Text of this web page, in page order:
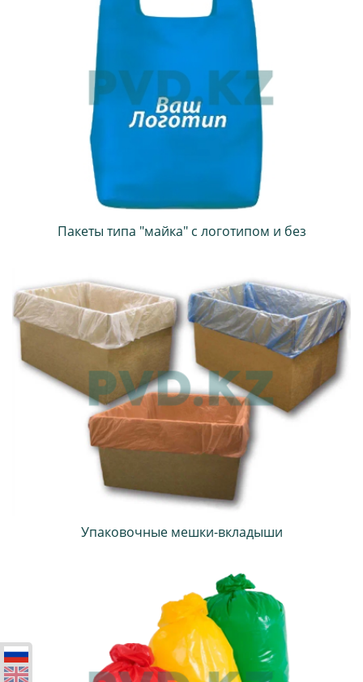
Пакеты типа "майка" с логотипом и без
Упаковочные мешки-вкладыши